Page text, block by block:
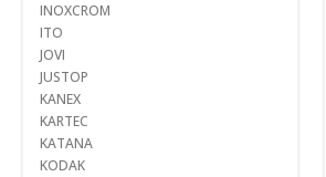
INOXCROM
ITO
JOVI
JUSTOP
KANEX
KARTEC
KATANA
KODAK